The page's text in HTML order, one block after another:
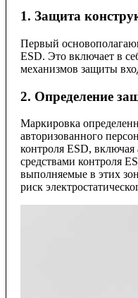
1. Защита
Первый
ESD. Это включает в
механизмов защиты
2. Определение
Маркировка
авторизованного
контроля ESD,
средствами контроля
выполняемые в этих
риск